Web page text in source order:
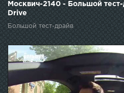
Москвич-2140 - Большой
Drive
Большой тест-драйв